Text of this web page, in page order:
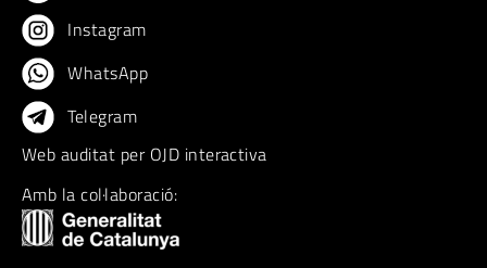
Instagram
WhatsApp
Telegram
Web auditat per OJD interactiva
Amb la col·laboració: